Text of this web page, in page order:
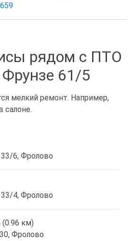
рядом с ПТО
Фрунзе 61/5
мелкий ремонт. Например,
салоне.
33/6, Фролово
33/4, Фролово
(0.96 км)
Фролово